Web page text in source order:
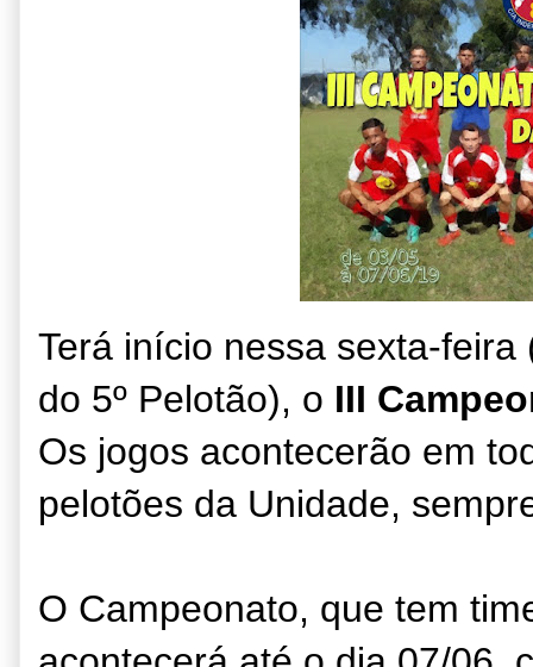
Terá início nessa sexta-
do 5º Pelotão), o III
Os jogos acontecerão em
pelotões da Unidade,
O Campeonato, que tem